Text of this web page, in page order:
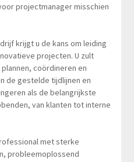
projectmanager misschien
krijgt u de kans om leiding
projecten. U zult
coördineren en
de gestelde tijdlijnen en
als de belangrijkste
van klanten tot interne
met sterke
probleemoplossend